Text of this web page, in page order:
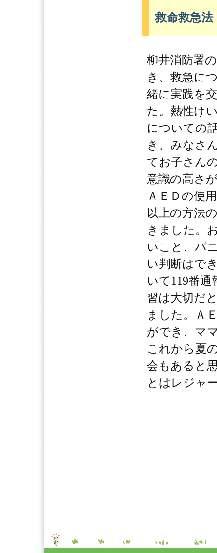
救命救急
柳井消防署
き、救急に
緒に実践を
た。熱性け
についての
き、みなさ
てお子さん
意識の高さ
ＡＥＤの使
以上の方法
きました。
いこと、パ
い判断はで
いて119番
習は大切だ
ました。Ａ
ができ、マ
これから夏
会もあると
とはレジャ